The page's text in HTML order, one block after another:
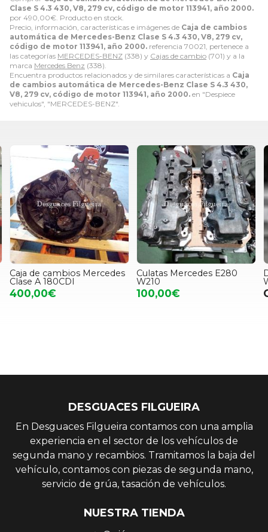
Clase S 4.3 430, V8, 279 cv, código de motor 113941, año 2000.
por 490,00€ . Producto en stock.
Precio, información, características e imágenes de Caja de cambios
automática de Mercedes-Benz Clase S 4.3 430, V8, 279 cv,
código de motor 113941, año 2000. referencia 70021, pertenece a
las categorías MERCEDES-BENZ (338) y Cajas de cambio (701) y a la
marca Mercedes Benz (338).
Encuentra productos relacionados y de similares características a Caja
de cambios automática de Mercedes-Benz Clase S 4.3 430,
V8, 279 cv, código de motor 113941, año 2000. en "Despiece
vehiculos", "MERCEDES-BENZ".
Caja de cambios Mercedes
Clase A 180CDI
400,00€
Culatas Mercedes E280
W210
100,00€
DESGUACES FILGUEIRA
En Desguaces Filgueira contamos con una amplia
experiencia en el sector de los vehículos de
segunda mano y recambios. Tramitamos la baja del
vehículo, contamos con piezas de segunda mano,
servicio de grúa, tasación de vehículos.
NUESTRA TIENDA